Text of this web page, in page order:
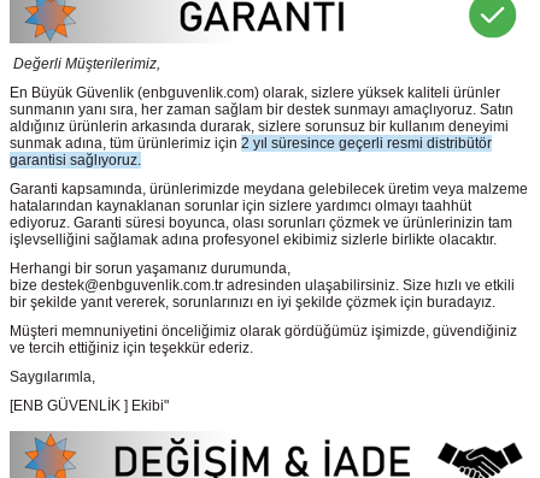
Değerli Müşterilerimiz,
En Büyük Güvenlik (enbguvenlik.com) olarak, sizlere yüksek kaliteli ürünler
sunmanın yanı sıra, her zaman sağlam bir destek sunmayı amaçlıyoruz. Satın
aldığınız ürünlerin arkasında durarak, sizlere sorunsuz bir kullanım deneyimi
sunmak adına, tüm ürünlerimiz için 2 yıl süresince geçerli resmi distribütör
garantisi sağlıyoruz.
Garanti kapsamında, ürünlerimizde meydana gelebilecek üretim veya malzeme
hatalarından kaynaklanan sorunlar için sizlere yardımcı olmayı taahhüt
ediyoruz. Garanti süresi boyunca, olası sorunları çözmek ve ürünlerinizin tam
işlevselliğini sağlamak adına profesyonel ekibimiz sizlerle birlikte olacaktır.
Herhangi bir sorun yaşamanız durumunda,
bize destek@enbguvenlik.com.tr adresinden ulaşabilirsiniz. Size hızlı ve etkili
bir şekilde yanıt vererek, sorunlarınızı en iyi şekilde çözmek için buradayız.
Müşteri memnuniyetini önceliğimiz olarak gördüğümüz işimizde, güvendiğiniz
ve tercih ettiğiniz için teşekkür ederiz.
Saygılarımla,
[ENB GÜVENLİK ] Ekibi"